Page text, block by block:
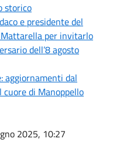
storico
e presidente del
per invitarlo
dell’8 agosto
aggiornamenti dal
di Manoppello
2025, 10:27